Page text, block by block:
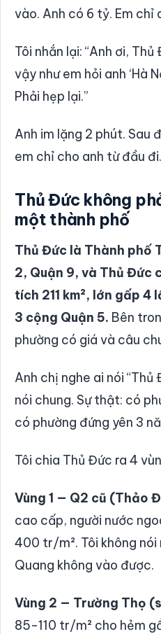
vào. Anh có 6 tỷ. Em chỉ
Tôi nhắn lại: “Anh ơi,
vậy như em hỏi anh ‘Hà
Phải hẹp lại.”
Anh im lặng 2 phút. Sau
em chỉ cho anh từ đầu
Thủ Đức không
một thành phố
Thủ Đức là Thành phố
2, Quận 9, và Thủ Đức
tích 211 km², lớn gấp 4
3 cộng Quận 5. Bên
phường có giá và câu
Anh chị nghe ai nói
nói chung. Sự thật: có
có phường đứng yên 3
Tôi chia Thủ Đức ra 4
Vùng 1 — Q2 cũ (Thảo
cao cấp, người nước
400 tr/m². Tôi không nói
Quang không vào được.
Vùng 2 — Trường Thọ
85-110 tr/m² cho hẻm